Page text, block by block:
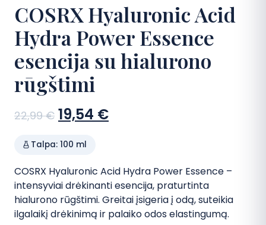
COSRX Hyaluronic Acid
Hydra Power Essence
esencija su hialurono
rūgštimi
22,99€ Sena
19,54 €Dabartinė
Talpa: 100 ml
COSRX Hyaluronic Acid Hydra Power Essence –
intensyviai drėkinanti esencija, praturtinta
hialurono rūgštimi. Greitai įsigeria į odą, suteikia
ilgalaikį drėkinimą ir palaiko odos elastingumą.